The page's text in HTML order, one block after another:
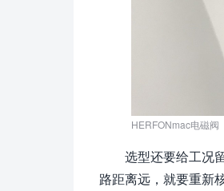
HERFONmac电磁阀
选型还要给工况
路距离远，就要重新